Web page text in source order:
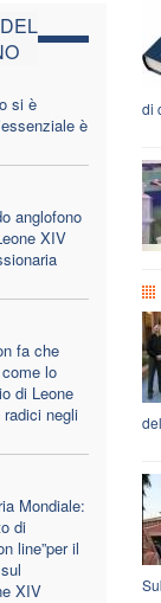
si è
è
anglofono
XIV
fa che
lo
di Leone
negli
Mondiale:
di
line”per il
XIV
di